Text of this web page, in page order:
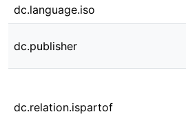
dc.language.iso
dc.publisher
dc.relation.ispartof